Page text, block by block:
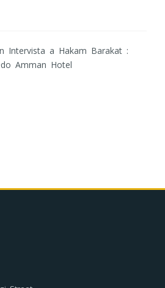
Intervista a Hakam Barakat :
Amman Hotel